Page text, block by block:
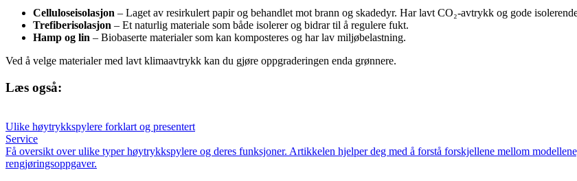
Celluloseisolasjon – Laget av resirkulert papir og behandlet mot brann og skadedyr. Har lavt CO₂-avtrykk og gode
Trefiberisolasjon – Et naturlig materiale som både isolerer og bidrar til å regulere fukt.
Hamp og lin – Biobaserte materialer som kan komposteres og har lav miljøbelastning.
Ved å velge materialer med lavt klimaavtrykk kan du gjøre oppgraderingen enda grønnere.
Læs også:
Ulike høytrykkspylere forklart og presentert
Service
Få oversikt over ulike typer høytrykkspylere og deres funksjoner. Artikkelen hjelper deg med å forstå forskjellene mellom
rengjøringsoppgaver.